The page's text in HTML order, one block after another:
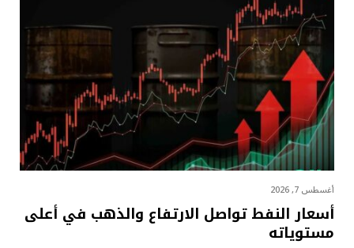
أغسطس 7, 2026
أسعار النفط تواصل الارتفاع والذهب في أعلى
مستوياته